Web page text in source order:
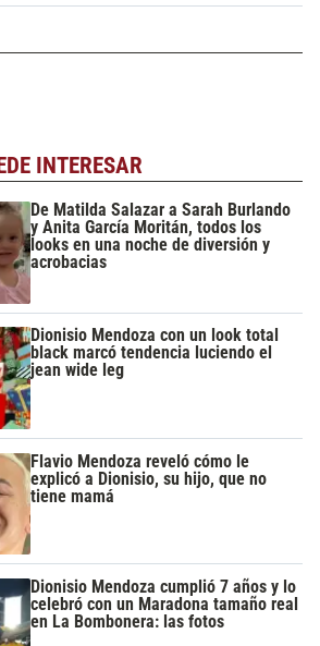
INTERESAR
De Matilda Salazar a Sarah Burlando
y Anita García Moritán, todos los
looks en una noche de diversión y
acrobacias
Dionisio Mendoza con un look total
black marcó tendencia luciendo el
jean wide leg
Flavio Mendoza reveló cómo le
explicó a Dionisio, su hijo, que no
tiene mamá
Dionisio Mendoza cumplió 7 años y lo
celebró con un Maradona tamaño real
en La Bombonera: las fotos